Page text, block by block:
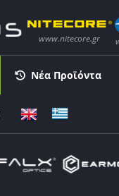
Νέα Προϊόντα